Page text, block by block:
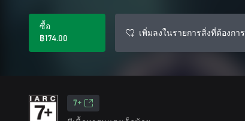
ซื้อ
฿174.00
เพิ่มลงในรายการสิ่งที่ต้องการ
7+